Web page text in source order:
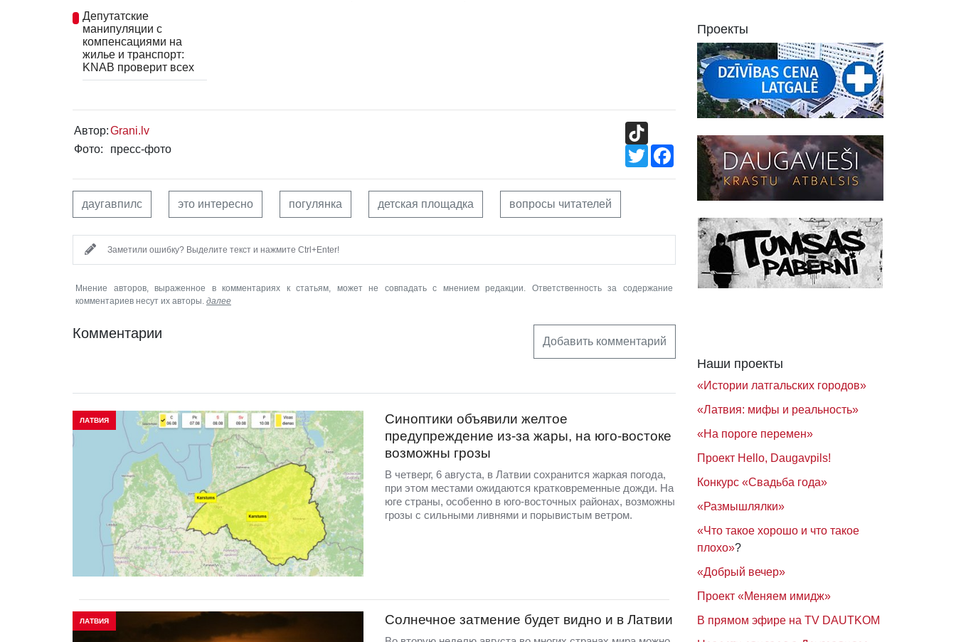
Депутатские
манипуляции с
компенсациями на
жилье и транспорт:
KNAB проверит всех
Автор:Grani.lv
Фото:
пресс-фото
TikTok
TwitterFacebook
даугавпилс это интересно погулянка детская площадка вопросы читателей
Заметили ошибку? Выделите текст и нажмите Ctrl+Enter!
Мнение авторов, выраженное в комментариях к статьям, может не совпадать с мнением редакции. Ответственность за содержание
комментариев несут их авторы. далее
Комментарии
Добавить комментарий
ЛАТВИЯ
Синоптики объявили желтое
предупреждение из-за жары, на юго-востоке
возможны грозы
В четверг, 6 августа, в Латвии сохранится жаркая погода,
при этом местами ожидаются кратковременные дожди. На
юге страны, особенно в юго-восточных районах, возможны
грозы с сильными ливнями и порывистым ветром.
ЛАТВИЯ Солнечное затмение будет видно и в Латвии
Проекты
Наши проекты
«Истории латгальских городов»
«Латвия: мифы и реальность»
«На пороге перемен»
Проект Hello, Daugavpils!
Конкурс «Свадьба года»
«Размышлялки»
«Что такое хорошо и что такое
плохо»?
«Добрый вечер»
Проект «Меняем имидж»
В прямом эфире на TV DAUTKOM